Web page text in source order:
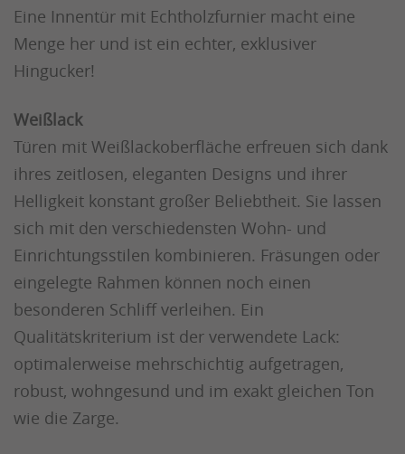
Eine Innentür mit Echtholzfurnier macht eine
Menge her und ist ein echter, exklusiver
Hingucker!
Weißlack
Türen mit Weißlackoberfläche erfreuen sich dank
ihres zeitlosen, eleganten Designs und ihrer
Helligkeit konstant großer Beliebtheit. Sie lassen
sich mit den verschiedensten Wohn- und
Einrichtungsstilen kombinieren. Fräsungen oder
eingelegte Rahmen können noch einen
besonderen Schliff verleihen. Ein
Qualitätskriterium ist der verwendete Lack:
optimalerweise mehrschichtig aufgetragen,
robust, wohngesund und im exakt gleichen Ton
wie die Zarge.